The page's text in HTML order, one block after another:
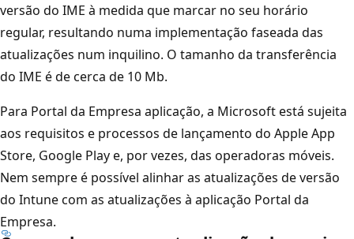
versão do IME à medida que marcar no seu horário
regular, resultando numa implementação faseada das
atualizações num inquilino. O tamanho da transferência
do IME é de cerca de 10 Mb.
Para Portal da Empresa aplicação, a Microsoft está sujeita
aos requisitos e processos de lançamento do Apple App
Store, Google Play e, por vezes, das operadoras móveis.
Nem sempre é possível alinhar as atualizações de versão
do Intune com as atualizações à aplicação Portal da
Empresa.